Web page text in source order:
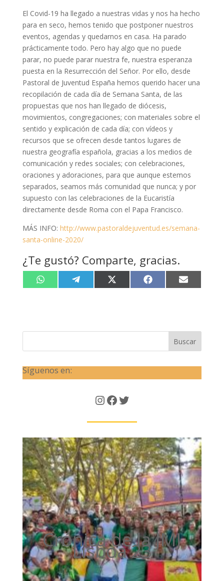
El Covid-19 ha llegado a nuestras vidas y nos ha hecho
para en seco, hemos tenido que postponer nuestros
eventos, agendas y quedarnos en casa. Ha parado
prácticamente todo. Pero hay algo que no puede
parar, no puede parar nuestra fe, nuestra esperanza
puesta en la Resurrección del Señor. Por ello, desde
Pastoral de Juventud España hemos querido hacer una
recopilación de cada día de Semana Santa, de las
propuestas que nos han llegado de diócesis,
movimientos, congregaciones; con materiales sobre el
sentido y explicación de cada día; con vídeos y
recursos que se ofrecen desde tantos lugares de
nuestra geografía española, gracias a los medios de
comunicación y redes sociales; con celebraciones,
oraciones y adoraciones, para que aunque estemos
separados, seamos más comunidad que nunca; y por
supuesto con las celebraciones de la Eucaristía
directamente desde Roma con el Papa Francisco.
MÁS INFO: http://www.pastoraldejuventud.es/semana-
santa-online-2020/
¿Te gustó? Comparte, gracias.
Compartir
en
W
h
p
Compartir
en
e
m
Compartir
en
X
(
e
Compartir
en
F
a
k
Compartir
en
E
m
Buscar
Síguenos en:
Instagram
Facebook
Twitter
Crónica de la JMJ
Lisboa'23